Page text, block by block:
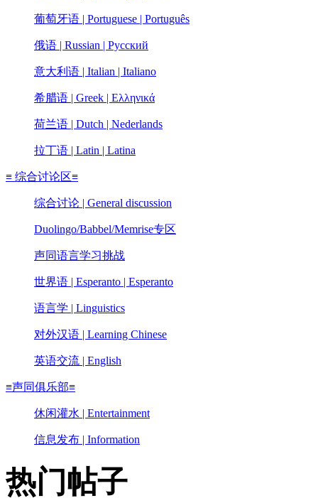
葡萄牙语 | Portuguese | Português
俄语 | Russian | Pусский
意大利语 | Italian | Italiano
希腊语 | Greek | Ελληνικά
荷兰语 | Dutch | Nederlands
拉丁语 | Latin | Latina
≡ 综合讨论区≡
综合讨论 | General discussion
Duolingo/Babbel/Memrise专区
声同语言学习挑战
世界语 | Esperanto | Esperanto
语言学 | Linguistics
对外汉语 | Learning Chinese
英语交流 | English
≡声同俱乐部≡
休闲灌水 | Entertainment
信息发布 | Information
热门帖子